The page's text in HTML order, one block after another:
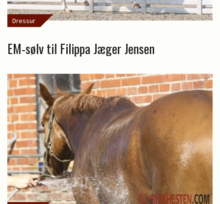
Dressur
EM-sølv til Filippa Jæger Jensen